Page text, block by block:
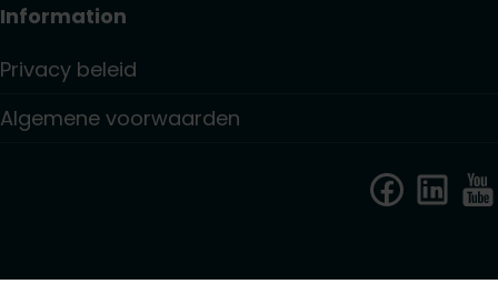
Information
Privacy beleid
Algemene voorwaarden